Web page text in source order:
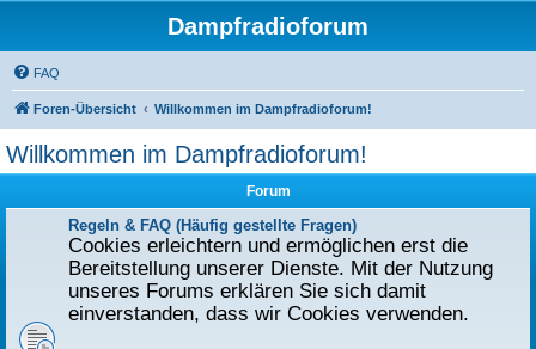
Dampfradioforum
FAQ
Foren-Übersicht Willkommen im Dampfradioforum!
Willkommen im Dampfradioforum!
Forum
Regeln & FAQ (Häufig gestellte Fragen)
Cookies erleichtern und ermöglichen erst die
Bereitstellung unserer Dienste. Mit der Nutzung
unseres Forums erklären Sie sich damit
einverstanden, dass wir Cookies verwenden.